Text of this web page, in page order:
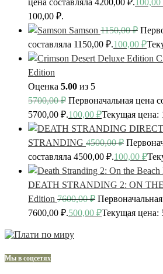
100,00 ₽.
Samson 1150,00₽
составляла 1150,00 ₽.100,00 ₽
Edition
Оценка 5.00 из 5
5700,00₽ Первоначальная цена
5700,00 ₽.100,00 ₽Текущая цена:
STRANDING 4500,00₽
составляла 4500,00 ₽.100,00 ₽
DEATH STRANDING 2: ON
Edition 7600,00₽
7600,00 ₽.500,00 ₽Текущая цена:
Мы в соцсетях